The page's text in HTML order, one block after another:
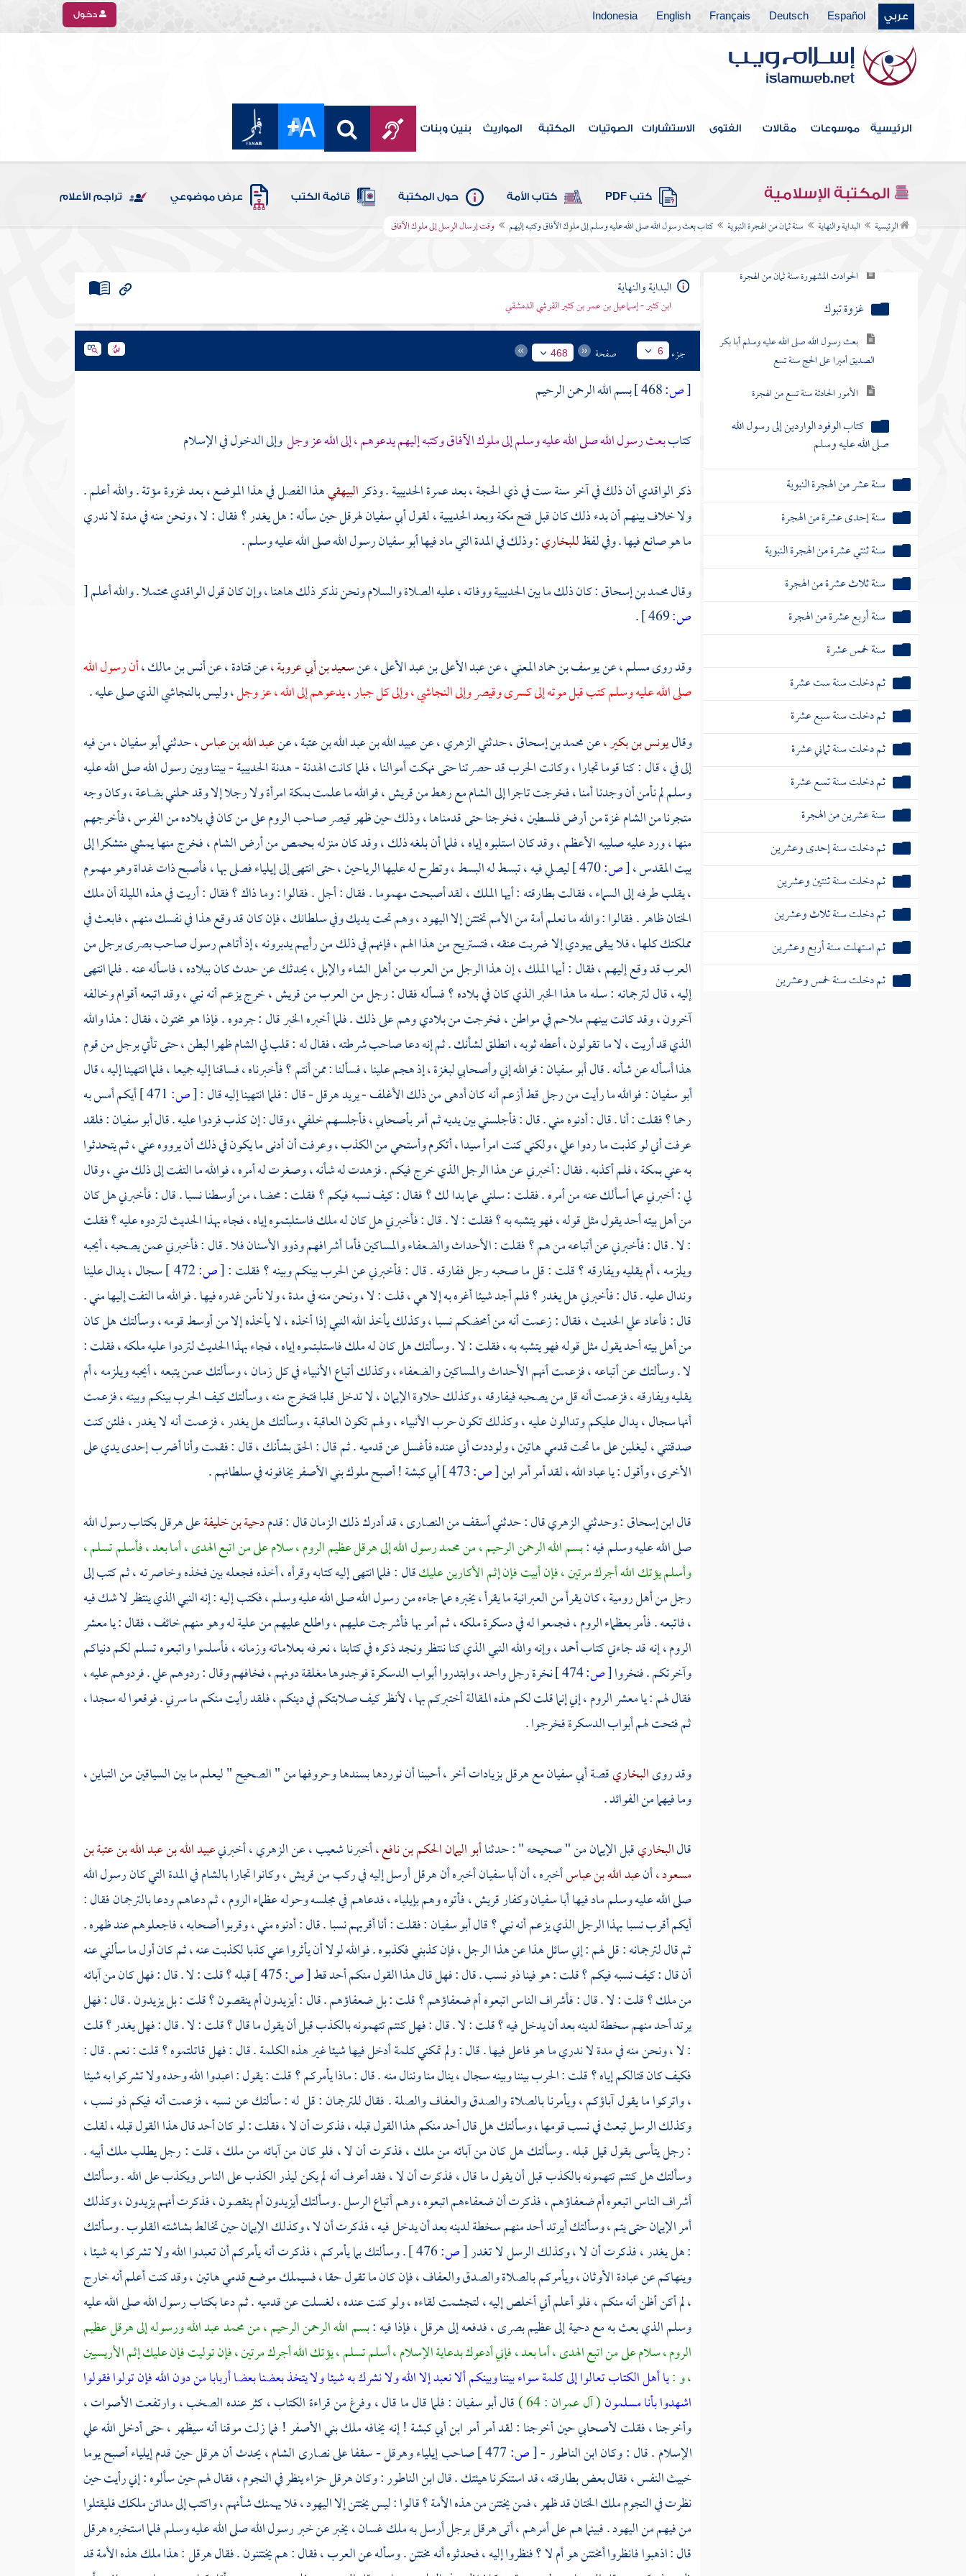
عربي Español
Deutsch
Français
English
Indonesia دخول
الرئيسية موسوعات مقالات الفتوى الاستشارات الصوتيات المكتبة المواريث بنين وبنات
المكتبة الإسلامية كتب PDF كتاب الأمة حول المكتبة قائمة الكتب عرض موضوعي تراجم الأعلام
الرئيسية البداية والنهاية سنة ثمان من الهجرة النبوية كتاب بعث رسول الله صلى الله عليه وسلم إلى ملوك الآفاق وكتبه إليهم وقت إرسال الرسل إلى ملوك الآفاق
بعثه صلى الله عليه وسلم إلى
المقوقس
غزوة ذات السلاسل
الحوادث المشهورة سنة ثمان من الهجرة
غزوة تبوك
بعث رسول الله صلى الله عليه وسلم أبا بكر
الصديق أميرا على الحج سنة تسع
الأمور الحادثة سنة تسع من الهجرة
كتاب الوفود الواردين إلى رسول الله
صلى الله عليه وسلم
سنة عشر من الهجرة النبوية
سنة إحدى عشرة من الهجرة
سنة ثنتي عشرة من الهجرة النبوية
سنة ثلاث عشرة من الهجرة
سنة أربع عشرة من الهجرة
سنة خمس عشرة
ثم دخلت سنة ست عشرة
ثم دخلت سنة سبع عشرة
ثم دخلت سنة ثماني عشرة
ثم دخلت سنة تسع عشرة
سنة عشرين من الهجرة
ثم دخلت سنة إحدى وعشرين
ثم دخلت سنة ثنتين وعشرين
ثم دخلت سنة ثلاث وعشرين
ثم استهلت سنة أربع وعشرين
ثم دخلت سنة خمس وعشرين
البداية والنهاية
ابن كثير - إسماعيل بن عمر بن كثير القرشي الدمشقي
جزء 6 صفحة 468
[ص:
بسم الله الرحمن الرحيم
كتاببعث رسول الله صلى الله عليه وسلم إلى ملوك الآفاق وكتبه إليهم يدعوهم ، إلى الله عز وجلوإلى الدخول في الإسلام
ذكرالواقديأن ذلك في آخر سنة ست في ذي الحجة ، بعد عمرةالحديبية. وذكرالبيهقيهذا الفصل في هذا الموضع ، بعد غزوةمؤتة. والله أعلم .
ولا خلاف بينهم أن بدء ذلك كان قبل فتحمكةوبعدالحديبية ،لقولأبي سفيانلهرقلحين سأله : هل يغدر ؟ فقال : لا ، ونحن منه في مدة لا ندري
ما هو صانع فيها . وفي لفظللبخاري: وذلك في المدة التي ماد فيهاأبو سفيانرسول الله صلى الله عليه وسلم .
وقالمحمد بن إسحاق: كان ذلك ما بينالحديبيةووفاته ، عليه الصلاة والسلام ونحن نذكر ذلك هاهنا ، وإن كان قولالواقديمحتملا . والله أعلم[
ص:
.
وقد روىمسلم ،عنيوسف بن حماد المعني ،عنعبد الأعلى بن عبد الأعلى ،عنسعيد بن أبي عروبة ،عنقتادة ،عنأنس بن مالك،أن رسول الله
صلى الله عليه وسلم كتب قبل موته إلىكسرىوقيصروإلىالنجاشي، وإلى كل جبار ، يدعوهم إلى الله ، عز وجل، وليس بالنجاشي الذي صلى عليه .
وقاليونس بن بكير ،عنمحمد بن إسحاق ،حدثنيالزهري ،عنعبيد الله بن عبد الله بن عتبة ،عنعبد الله بن عباس ،حدثنيأبو سفيان ،من فيه
إلى في ، قال : كنا قوما تجارا ، وكانت الحرب قد حصرتنا حتى نهكت أموالنا ، فلما كانت الهدنة - هدنةالحديبية- بيننا وبين رسول الله صلى الله عليه
وسلم لم نأمن أن وجدنا أمنا ، فخرجت تاجرا إلىالشاممع رهط منقريش ،فوالله ما علمتبمكةامرأة ولا رجلا إلا وقد حملني بضاعة ، وكان وجه
متجرنا منالشامغزةمن أرضفلسطين، فخرجنا حتى قدمناها ، وذلك حين ظهر قيصر صاحب الروم على من كان في بلاده من الفرس ، فأخرجهم
منها ، ورد عليه صليبه الأعظم ، وقد كان استلبوه إياه ، فلما أن بلغه ذلك ، وقد كان منزلهبحمصمن أرضالشام، فخرج منها يمشي متشكرا إلى
بيت المقدس،[ص: ليصلي فيه ، تبسط له البسط ، وتطرح له عليها الرياحين ، حتى انتهى إلىإيلياءفصلى بها ، فأصبح ذات غداة وهو مهموم
، يقلب طرفه إلى السماء ، فقالت بطارقته : أيها الملك ، لقد أصبحت مهموما . فقال : أجل . فقالوا : وما ذاك ؟ فقال : أريت في هذه الليلة أن ملك
الختان ظاهر . فقالوا : والله ما نعلم أمة من الأمم تختتن إلا اليهود ، وهم تحت يديك وفي سلطانك ، فإن كان قد وقع هذا في نفسك منهم ، فابعث في
مملكتك كلها ، فلا يبقى يهودي إلا ضربت عنقه ، فتستريح من هذا الهم ، فإنهم في ذلك من رأيهم يدبرونه ، إذ أتاهم رسول صاحب بصرى برجل من
العرب قد وقع إليهم ، فقال : أيها الملك ، إن هذا الرجل من العرب من أهل الشاء والإبل ، يحدثك عن حدث كان ببلاده ، فاسأله عنه . فلما انتهى
إليه ، قال لترجمانه : سله ما هذا الخبر الذي كان في بلاده ؟ فسأله فقال : رجل من العرب منقريش ،خرج يزعم أنه نبي ، وقد اتبعه أقوام وخالفه
آخرون ، وقد كانت بينهم ملاحم في مواطن ، فخرجت من بلادي وهم على ذلك . فلما أخبره الخبر قال : جردوه . فإذا هو مختون ، فقال : هذا والله
الذي قد أريت ، لا ما تقولون ، أعطه ثوبه ، انطلق لشأنك . ثم إنه دعا صاحب شرطته ، فقال له : قلب ليالشامظهرا لبطن ، حتى تأتي برجل من قوم
هذا أسأله عن شأنه . قالأبو سفيان: فوالله إني وأصحابيلبغزة، إذ هجم علينا ، فسألنا : ممن أنتم ؟ فأخبرناه ، فساقنا إليه جميعا ، فلما انتهينا إليه ، قال
أبو سفيان: فوالله ما رأيت من رجل قط أزعم أنه كان أدهى من ذلك الأغلف - يريدهرقل- قال : فلما انتهينا إليه قال :[ص:
أيكم أمس به
رحما ؟ فقلت : أنا . قال : أدنوه مني . قال : فأجلسني بين يديه ثم أمر بأصحابي ، فأجلسهم خلفي ، وقال : إن كذب فردوا عليه . قالأبو سفيان: فلقد
عرفت أني لو كذبت ما ردوا علي ، ولكني كنت امرأ سيدا ، أتكرم وأستحي من الكذب ، وعرفت أن أدنى ما يكون في ذلك أن يرووه عني ، ثم يتحدثوا
به عنيبمكة، فلم أكذبه . فقال : أخبرني عن هذا الرجل الذي خرج فيكم . فزهدت له شأنه ، وصغرت له أمره ، فوالله ما التفت إلى ذلك مني ، وقال
لي : أخبرني عما أسألك عنه من أمره . فقلت : سلني عما بدا لك ؟ فقال : كيف نسبه فيكم ؟ فقلت : محضا ، من أوسطنا نسبا . قال : فأخبرني هل كان
من أهل بيته أحد يقول مثل قوله ، فهو يتشبه به ؟ فقلت : لا . قال : فأخبرني هل كان له ملك فاستلبتموه إياه ، فجاء بهذا الحديث لتردوه عليه ؟ فقلت
: لا . قال : فأخبرني عن أتباعه من هم ؟ فقلت : الأحداث والضعفاء والمساكين فأما أشرافهم وذوو الأسنان فلا . قال : فأخبرني عمن يصحبه ، أيحبه
ويلزمه ، أم يقليه ويفارقه ؟ قلت : قل ما صحبه رجل ففارقه . قال : فأخبرني عن الحرب بينكم وبينه ؟ فقلت :[ص:
سجال ، يدال علينا
وندال عليه . قال : فأخبرني هل يغدر ؟ فلم أجد شيئا أغره به إلا هي ، قلت : لا ، ونحن منه في مدة ، ولا نأمن غدره فيها . فوالله ما التفت إليها مني .
قال : فأعاد علي الحديث ، فقال : زعمت أنه من أمحضكم نسبا ، وكذلك يأخذ الله النبي إذا أخذه ، لا يأخذه إلا من أوسط قومه ، وسألتك هل كان
من أهل بيته أحد يقول مثل قوله فهو يتشبه به ، فقلت : لا . وسألتك هل كان له ملك فاستلبتموه إياه ، فجاء بهذا الحديث لتردوا عليه ملكه ، فقلت :
لا . وسألتك عن أتباعه ، فزعمت أنهم الأحداث والمساكين والضعفاء ، وكذلك أتباع الأنبياء في كل زمان ، وسألتك عمن يتبعه ، أيحبه ويلزمه ، أم
يقليه ويفارقه ، فزعمت أنه قل من يصحبه فيفارقه ، وكذلك حلاوة الإيمان ، لا تدخل قلبا فتخرج منه ، وسألتك كيف الحرب بينكم وبينه ، فزعمت
أنها سجال ، يدال عليكم وتدالون عليه ، وكذلك تكون حرب الأنبياء ، ولهم تكون العاقبة ، وسألتك هل يغدر ، فزعمت أنه لا يغدر ، فلئن كنت
صدقتني ، ليغلبن على ما تحت قدمي هاتين ، ولوددت أني عنده فأغسل عن قدميه . ثم قال : الحق بشأنك ، قال : فقمت وأنا أضرب إحدى يدي على
الأخرى ، وأقول : يا عباد الله ، لقد أمر أمر ابن[ص: أبي كبشة ! أصبح ملوكبني الأصفريخافونه في سلطانهم .
قالابن إسحاق :وحدثنيالزهريقال : حدثني أسقف منالنصارى ،قد أدرك ذلك الزمان قال : قدمدحية بن خليفةعلىهرقلبكتاب رسول الله
صلى الله عليه وسلم فيه :بسم الله الرحمن الرحيم ، منمحمدرسول الله إلىهرقلعظيم الروم ، سلام على من اتبع الهدى ، أما بعد ، فأسلم تسلم ،
وأسلم يؤتك الله أجرك مرتين ، فإن أبيت فإن إثم الأكارين عليكقال : فلما انتهى إليه كتابه وقرأه ، أخذه فجعله بين فخذه وخاصرته ، ثم كتب إلى
رجل من أهلرومية، كان يقرأ من العبرانية ما يقرأ ، يخبره عما جاءه من رسول الله صلى الله عليه وسلم ، فكتب إليه : إنه النبي الذي ينتظر لا شك فيه
، فاتبعه . فأمر بعظماء الروم ، فجمعوا له في دسكرة ملكه ، ثم أمر بها فأشرجت عليهم ، واطلع عليهم من علية له وهو منهم خائف ، فقال : يا معشر
الروم ، إنه قد جاءني كتابأحمد ،وإنه والله النبي الذي كنا ننتظر ونجد ذكره في كتابنا ، نعرفه بعلاماته وزمانه ، فأسلموا واتبعوه تسلم لكم دنياكم
وآخرتكم . فنخروا[ص:
نخرة رجل واحد ، وابتدروا أبواب الدسكرة فوجدوها مغلقة دونهم ، فخافهم وقال : ردوهم علي . فردوهم عليه ،
فقال لهم : يا معشر الروم ، إني إنما قلت لكم هذه المقالة أختبركم بها ، لأنظر كيف صلابتكم في دينكم ، فلقد رأيت منكم ما سرني . فوقعوا له سجدا ،
ثم فتحت لهم أبواب الدسكرة فخرجوا .
وقد روىالبخاريقصةأبي سفيانمعهرقلبزيادات أخر ، أحببنا أن نوردها بسندها وحروفها من " الصحيح " ليعلم ما بين السياقين من التباين ،
وما فيهما من الفوائد .
قالالبخاريقبل الإيمان من " صحيحه " : حدثناأبو اليمان الحكم بن نافع ،أخبرناشعيب ،عنالزهري ،أخبرنيعبيد الله بن عبد الله بن عتبة بن
مسعود ،أنعبد الله بن عباسأخبره ، أنأبا سفيانأخبره أنهرقلأرسل إليه في ركب منقريش ،وكانوا تجارابالشامفي المدة التي كان رسول الله
صلى الله عليه وسلم ماد فيهاأبا سفيانوكفارقريش ،فأتوه وهمبإيلياء، فدعاهم في مجلسه وحوله عظماء الروم ، ثم دعاهم ودعا بالترجمان فقال :
أيكم أقرب نسبا بهذا الرجل الذي يزعم أنه نبي ؟ قالأبو سفيان: فقلت : أنا أقربهم نسبا . قال : أدنوه مني ، وقربوا أصحابه ، فاجعلوهم عند ظهره .
ثم قال لترجمانه : قل لهم : إني سائل هذا عن هذا الرجل ، فإن كذبني فكذبوه . فوالله لولا أن يأثروا عني كذبا لكذبت عنه ، ثم كان أول ما سألني عنه
أن قال : كيف نسبه فيكم ؟ قلت : هو فينا ذو نسب . قال : فهل قال هذا القول منكم أحد قط[ص:
قبله ؟ قلت : لا . قال : فهل كان من آبائه
من ملك ؟ قلت : لا . قال : فأشراف الناس اتبعوه أم ضعفاؤهم ؟ قلت : بل ضعفاؤهم . قال : أيزيدون أم ينقصون ؟ قلت : بل يزيدون . قال : فهل
يرتد أحد منهم سخطة لدينه بعد أن يدخل فيه ؟ قلت : لا . قال : فهل كنتم تتهمونه بالكذب قبل أن يقول ما قال ؟ قلت : لا . قال : فهل يغدر ؟ قلت
: لا ، ونحن منه في مدة لا ندري ما هو فاعل فيها . قال : ولم تمكني كلمة أدخل فيها شيئا غير هذه الكلمة . قال : فهل قاتلتموه ؟ قلت : نعم . قال :
فكيف كان قتالكم إياه ؟ قلت : الحرب بيننا وبينه سجال ، ينال منا وننال منه . قال : ماذا يأمركم ؟ قلت : يقول : اعبدوا الله وحده ولا تشركوا به شيئا
، واتركوا ما يقول آباؤكم ، ويأمرنا بالصلاة والصدق والعفاف والصلة . فقال للترجمان : قل له : سألتك عن نسبه ، فزعمت أنه فيكم ذو نسب ،
وكذلك الرسل تبعث في نسب قومها ، وسألتك هل قال أحد منكم هذا القول قبله ، فذكرت أن لا ، فقلت : لو كان أحد قال هذا القول قبله ، لقلت
: رجل يتأسى بقول قيل قبله . وسألتك هل كان من آبائه من ملك ، فذكرت أن لا ، فلو كان من آبائه من ملك ، قلت : رجل يطلب ملك أبيه .
وسألتك هل كنتم تتهمونه بالكذب قبل أن يقول ما قال ، فذكرت أن لا ، فقد أعرف أنه لم يكن ليذر الكذب على الناس ويكذب على الله . وسألتك
أشراف الناس اتبعوه أم ضعفاؤهم ، فذكرت أن ضعفاءهم اتبعوه ، وهم أتباع الرسل . وسألتك أيزيدون أم ينقصون ، فذكرت أنهم يزيدون ، وكذلك
أمر الإيمان حتى يتم ، وسألتك أيرتد أحد منهم سخطة لدينه بعد أن يدخل فيه ، فذكرت أن لا ، وكذلك الإيمان حين تخالط بشاشته القلوب . وسألتك
: هل يغدر ، فذكرت أن لا ، وكذلك الرسل لا تغدر[ص:
. وسألتك بما يأمركم ، فذكرت أنه يأمركم أن تعبدوا الله ولا تشركوا به شيئا ،
وينهاكم عن عبادة الأوثان ، ويأمركم بالصلاة والصدق والعفاف ، فإن كان ما تقول حقا ، فسيملك موضع قدمي هاتين ، وقد كنت أعلم أنه خارج
، لم أكن أظن أنه منكم ، فلو أعلم أني أخلص إليه ، لتجشمت لقاءه ، ولو كنت عنده ، لغسلت عن قدميه . ثم دعا بكتاب رسول الله صلى الله عليه
وسلم الذي بعث به مع دحية إلى عظيم بصرى ، فدفعه إلىهرقل ،فإذا فيه :بسم الله الرحمن الرحيم ، منمحمدعبد الله ورسوله إلىهرقلعظيم
الروم ، سلام على من اتبع الهدى ، أما بعد ، فإني أدعوك بدعاية الإسلام ، أسلم تسلم ، يؤتك الله أجرك مرتين ، فإن توليت فإن عليك إثم الأريسيين
، و :يا أهل الكتاب تعالوا إلى كلمة سواء بيننا وبينكم ألا نعبد إلا الله ولا نشرك به شيئا ولا يتخذ بعضنا بعضا أربابا من دون الله فإن تولوا فقولوا
اشهدوا بأنا مسلمون( آل عمران : 64 ) قالأبو سفيان : فلما قال ما قال ، وفرغ من قراءة الكتاب ، كثر عنده الصخب ، وارتفعت الأصوات ،
وأخرجنا ، فقلت لأصحابي حين أخرجنا : لقد أمر أمر ابن أبي كبشة ! إنه يخافه ملكبني الأصفر! فما زلت موقنا أنه سيظهر ، حتى أدخل الله علي
الإسلام . قال : وكانابن الناطور-
[ص: صاحبإيلياءوهرقل- سقفا على نصارىالشام، يحدث أنهرقلحين قدمإيلياءأصبح يوما
خبيث النفس ، فقال بعض بطارقته ، قد استنكرنا هيئتك . قالابن الناطور: وكانهرقلحزاء ينظر في النجوم ، فقال لهم حين سألوه : إني رأيت حين
نظرت في النجوم ملك الختان قد ظهر ، فمن يختتن من هذه الأمة ؟ قالوا : ليس يختتن إلا اليهود ، فلا يهمنك شأنهم ، واكتب إلى مدائن ملكك فليقتلوا
من فيهم من اليهود . فبينما هم على أمرهم ، أتىهرقلبرجل أرسل به ملكغسان، يخبر عن خبر رسول الله صلى الله عليه وسلم فلما استخبرههرقل
قال : اذهبوا فانظروا أمختتن هو أم لا ؟ فنظروا إليه ، فحدثوه أنه مختتن . وسأله عن العرب ، فقال : هم يختتنون . فقالهرقل: هذا ملك هذه الأمة قد